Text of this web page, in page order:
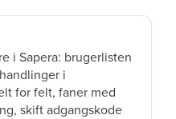
i Sapera: brugerlisten
i
for felt, faner med
skift adgangskode